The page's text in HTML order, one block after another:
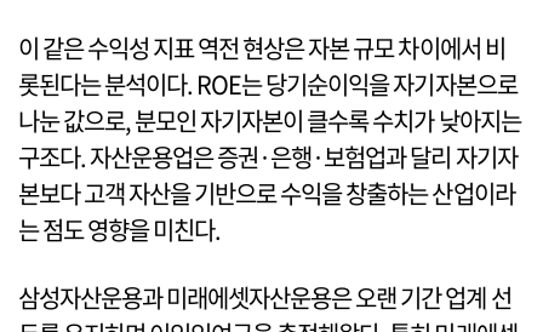
이 같은 수익성 지표 역전 현상은 자본 규모 차이에서 비
롯된다는 분석이다. ROE는 당기순이익을 자기자본으로
나눈 값으로, 분모인 자기자본이 클수록 수치가 낮아지는
구조다. 자산운용업은 증권·은행·보험업과 달리 자기자
본보다 고객 자산을 기반으로 수익을 창출하는 산업이라
는 점도 영향을 미친다.
삼성자산운용과 미래에셋자산운용은 오랜 기간 업계 선